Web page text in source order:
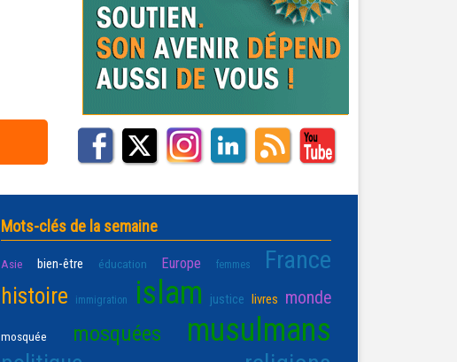
Mots-clés de la semaine
Asie bien-être éducation Europe femmes France
histoire immigration islam justice livres monde
mosquée mosquées musulmans